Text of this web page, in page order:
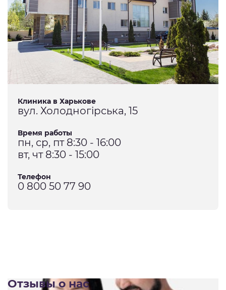
Клиника в Харькове
вул. Холодногірська, 15
Время работы
пн, ср, пт 8:30 - 16:00
вт, чт 8:30 - 15:00
Телефон
0 800 50 77 90
Отзывы о нас